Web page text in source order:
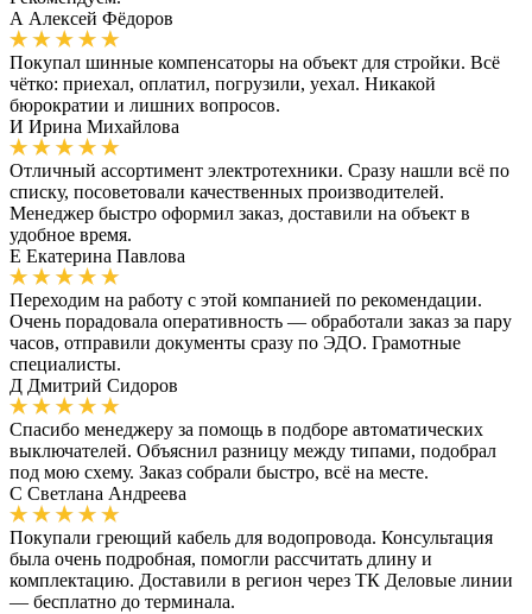
А Алексей Фёдоров
Покупал шинные компенсаторы на объект для стройки. Всё
чётко: приехал, оплатил, погрузили, уехал. Никакой
бюрократии и лишних вопросов.
И Ирина Михайлова
Отличный ассортимент электротехники. Сразу нашли всё по
списку, посоветовали качественных производителей.
Менеджер быстро оформил заказ, доставили на объект в
удобное время.
Е Екатерина Павлова
Переходим на работу с этой компанией по рекомендации.
Очень порадовала оперативность — обработали заказ за пару
часов, отправили документы сразу по ЭДО. Грамотные
специалисты.
Д Дмитрий Сидоров
Спасибо менеджеру за помощь в подборе автоматических
выключателей. Объяснил разницу между типами, подобрал
под мою схему. Заказ собрали быстро, всё на месте.
С Светлана Андреева
Покупали греющий кабель для водопровода. Консультация
была очень подробная, помогли рассчитать длину и
комплектацию. Доставили в регион через ТК Деловые линии
— бесплатно до терминала.